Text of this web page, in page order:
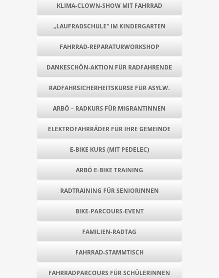
KLIMA-CLOWN-SHOW MIT FAHRRAD
„LAUFRADSCHULE“ IM KINDERGARTEN
FAHRRAD-REPARATURWORKSHOP
DANKESCHÖN-AKTION FÜR RADFAHRENDE
RADFAHRSICHERHEITSKURSE FÜR ASYLW.
ARBÖ – RADKURS FÜR MIGRANTINNEN
ELEKTROFAHRRÄDER FÜR IHRE GEMEINDE
E-BIKE KURS (MIT PEDELEC)
ARBÖ E-BIKE TRAINING
RADTRAINING FÜR SENIORINNEN
BIKE-PARCOURS-EVENT
FAMILIEN-RADTAG
FAHRRAD-STAMMTISCH
FAHRRADPARCOURS FÜR SCHÜLERINNEN